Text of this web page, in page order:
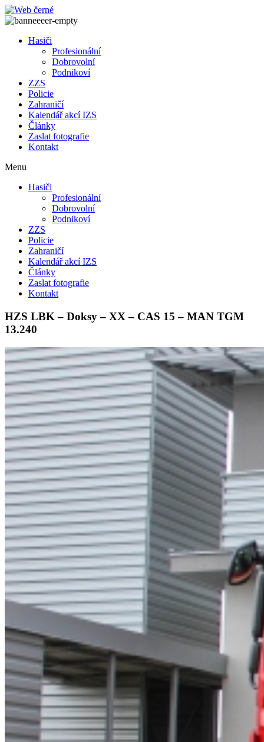
Přejít
k
Hasiči
Profesionální
Dobrovolní
Podnikoví
ZZS
Policie
Zahraničí
Kalendář akcí IZS
Články
Zaslat fotografie
Kontakt
Menu
Hasiči
Profesionální
Dobrovolní
Podnikoví
ZZS
Policie
Zahraničí
Kalendář akcí IZS
Články
Zaslat fotografie
Kontakt
HZS LBK – Doksy – XX – CAS 15 – MAN TGM
13.240